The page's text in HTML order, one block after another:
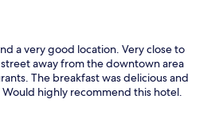
a very good location. Very close to
away from the downtown area
The breakfast was delicious and
Would highly recommend this hotel.